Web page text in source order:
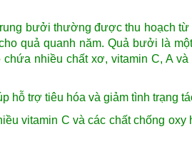
bưởi thường được thu hoạch từ
quả quanh năm. Quả bưởi là
nhiều chất xơ, vitamin C, A
hỗ trợ tiêu hóa và giảm tình trạng
vitamin C và các chất chống oxy